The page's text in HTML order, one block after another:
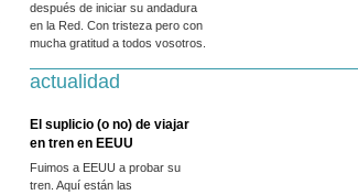
después de iniciar su andadura
en la Red. Con tristeza pero con
mucha gratitud a todos vosotros.
actualidad
El suplicio (o no) de viajar
en tren en EEUU
Fuimos a EEUU a probar su
tren. Aquí están las